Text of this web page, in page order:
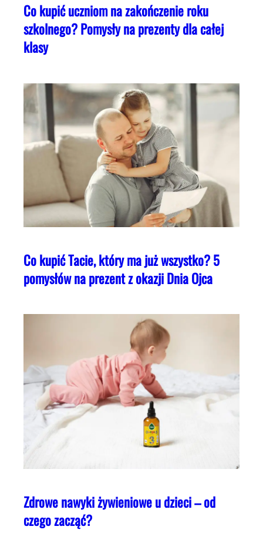
Co kupić uczniom na zakończenie roku
szkolnego? Pomysły na prezenty dla całej
klasy
Co kupić Tacie, który ma już wszystko? 5
pomysłów na prezent z okazji Dnia Ojca
Zdrowe nawyki żywieniowe u dzieci – od
czego zacząć?